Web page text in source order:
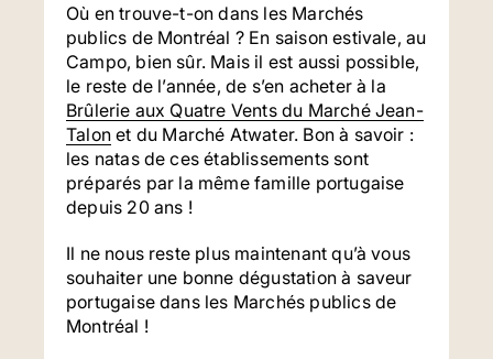
Où en trouve-t-on dans les Marchés
publics de Montréal ? En saison estivale, au
Campo, bien sûr. Mais il est aussi possible,
le reste de l’année, de s’en acheter à la
Brûlerie aux Quatre Vents du Marché Jean-
Talonet du Marché Atwater. Bon à savoir :
les natas de ces établissements sont
préparés par la même famille portugaise
depuis 20 ans !
Il ne nous reste plus maintenant qu’à vous
souhaiter une bonne dégustation à saveur
portugaise dans les Marchés publics de
Montréal !